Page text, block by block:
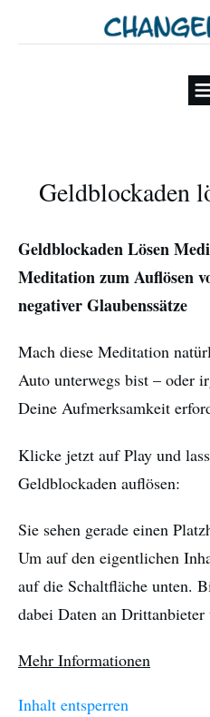
Geldblockaden
Geldblockaden Lösen
Meditation zum Auflösen
negativer Glaubenssätze
Mach diese Meditation
Auto unterwegs bist – oder
Deine Aufmerksamkeit
Klicke jetzt auf Play und
Geldblockaden auflösen:
Sie sehen gerade einen
Um auf den eigentlichen
auf die Schaltfläche unten.
dabei Daten an Drittanbieter
Mehr Informationen
Inhalt entsperren